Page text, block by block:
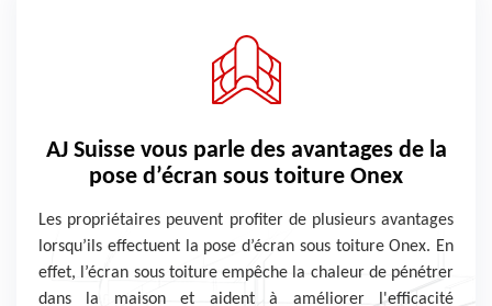
AJ Suisse vous parle des avantages de la
pose d’écran sous toiture Onex
Les propriétaires peuvent profiter de plusieurs avantages
lorsqu’ils effectuent la pose d’écran sous toiture Onex. En
effet, l’écran sous toiture empêche la chaleur de pénétrer
dans la maison et aident à améliorer l'efficacité